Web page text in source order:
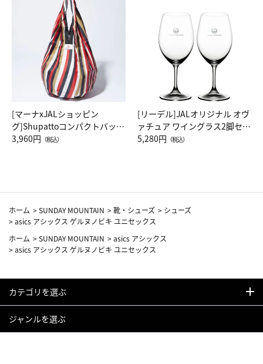
[マーナxJALショッピン
グ]Shupattoコンパクトバッグ
Drop JAL客室乗務員（LC）ス
3,960円 （税込）
[リーデル]JALオリジナル オヴ
ァチュア ワイングラス2脚セッ
ト（レッドワイン）
5,280円 （税込）
ホーム >SUNDAY MOUNTAIN >靴・シューズ > シューズ
>asics アシックス ゲルヌノビキ ユニセックス
ホーム >SUNDAY MOUNTAIN >asics アシックス
>asics アシックス ゲルヌノビキ ユニセックス
カテゴリを選ぶ
ジャンルを選ぶ